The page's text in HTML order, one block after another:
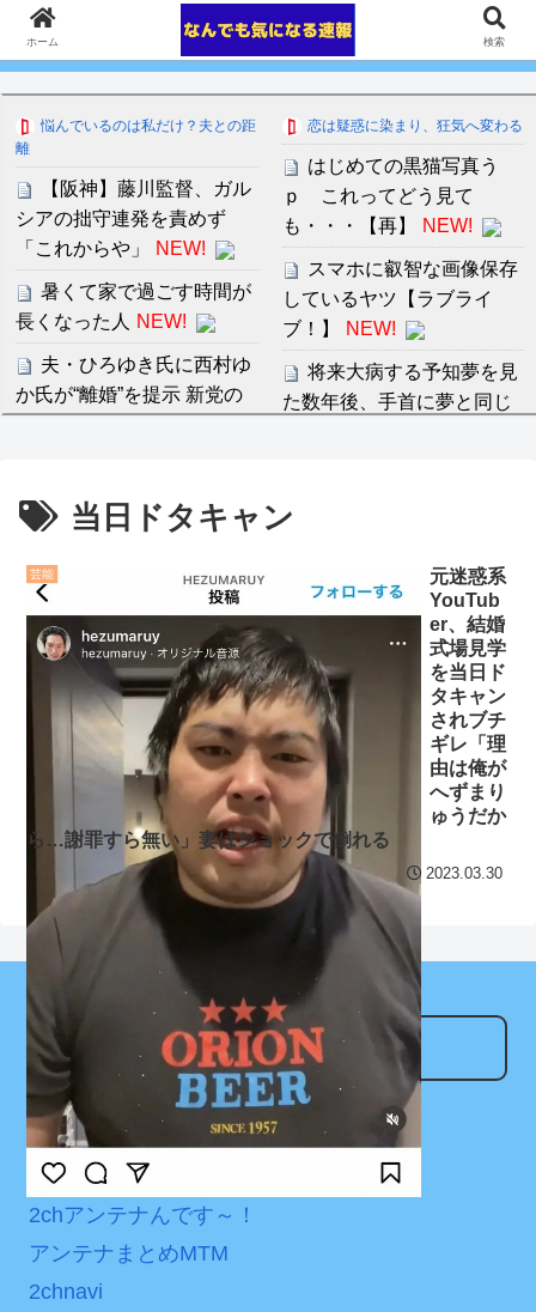
悩んでいるのは私だけ？夫との距
離
【阪神】藤川監督、ガル
シアの拙守連発を責めず
「これからや」
NEW!
暑くて家で過ごす時間が
長くなった人
NEW!
夫・ひろゆき氏に西村ゆ
か氏が“離婚”を提示 新党の
佐藤二朗さん主演の「踊
ラマ、正式に中止との報道
NEW!
【安価・あんこ】ナポリ
タンナイト 第43話 ………父
を唆し、妹を誑かし、偽り
の王の野望の為に………
クレバテスⅡ-魔獣の王と
偽りの勇者伝承- 第4話 感
想：敵を探すよりトアの書
を餌に誘き出す作戦！
【画像】発達障害の子ど
もはこの絵の意味がすぐに
分からないらしい
日本が北朝鮮に辛勝し二
次予選3連勝も、海外ファン
は采配に辛辣「おそろしい
内容の後半」「今日の森保
はチキン」
いの禁断の恋…1日だけ許さ
れた夫婦としての時間をひ
たすら愛し合う。
恋は疑惑に染まり、狂気へ変わる
はじめての黒猫写真う
ｐ これってどう見て
も・・・【再】
NEW!
スマホに叡智な画像保存
しているヤツ【ラブライ
ブ！】
NEW!
将来大病する予知夢を見
た数年後、手首に夢と同じ
キング 直近3週間｜2026年
8/3まで
【地獄のような聴聞会】
Ｗ杯１次Ｌ敗退の韓国 議員
が「なぜ負けたのか？」ソ
ン・フンミン先発落ちは
「監督の報復」
すまん熊本やがコンビニ
に食品も水もない
ディズニーが「大課金時
代」に突入！アトラクショ
ンパスがどれもこれも1500
円の課金チケに
海外「日本よ、お前がナ
ンバーワンだ」 熊本地震直
後の日本の対応のスピード
に世界が衝撃
【第7話予告】水10ドラ
マ『ラムネモンキー』 トレ
ンディなクリスマスイヴ
当日ドタキャン
芸能
元迷惑系
YouTub
er、結婚
式場見学
を当日ド
タキャン
されブチ
ギレ「理
由は俺が
へずまり
ゅうだか
ら…謝罪すら無い」妻はショックで倒れる
2023.03.30
アンテナサイト
なんでもアンテナ
つべこアンテナ
無理難題アンテナ
2chアンテナんです～！
アンテナまとめMTM
2chnavi
ホーム 検索